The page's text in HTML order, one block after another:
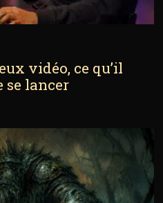
vidéo, ce qu’il
se lancer